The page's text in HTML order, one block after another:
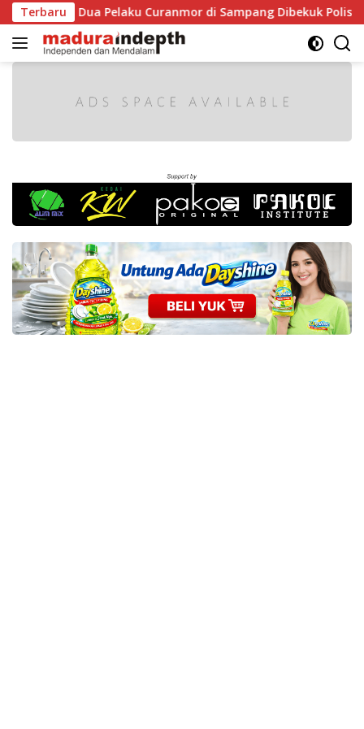
Langsung
ke
konten
TerbaruDua Pelaku Curanmor di Sampang Dibekuk Polisi